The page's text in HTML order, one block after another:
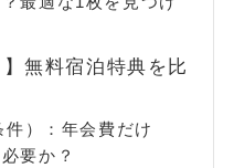
無料宿泊特典を比
）：年会費だけ
要か？